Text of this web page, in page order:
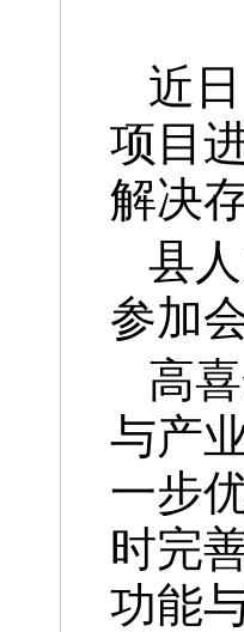
近
项目
解决
县
参加
高
与产
一步
时完
功能